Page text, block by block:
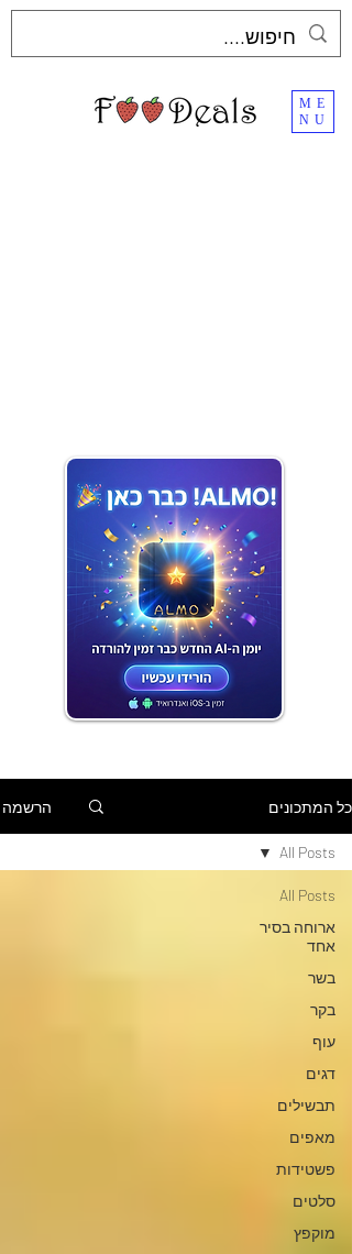
ME
NU
כל המתכונים הרשמה
All Posts
ארוחה בסיר
אחד
בשר
בקר
עוף
דגים
תבשילים
מאפים
פשטידות
סלטים
מוקפץ
All Posts